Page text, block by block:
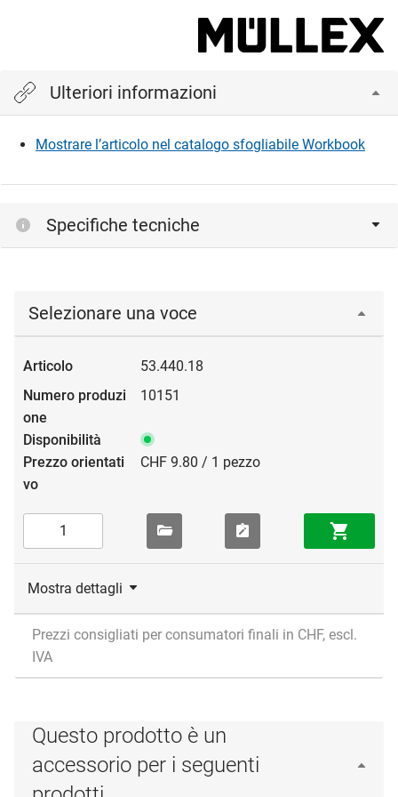
Ulteriori informazioni
Mostrare l’articolo nel catalogo sfogliabile Workbook
Specifiche tecniche
Selezionare una voce
53.440.18
10151
CHF 9.80 / 1 pezzo
Mostra dettagli
Prezzi consigliati per consumatori finali in CHF, escl.
IVA
Questo prodotto è un
accessorio per i seguenti